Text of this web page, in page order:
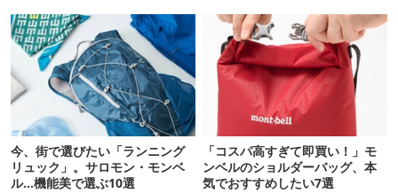
今、街で選びたい「ランニング
リュック」。サロモン・モンベ
ル…機能美で選ぶ10選
「コスパ高すぎて即買い！」モ
ンベルのショルダーバッグ、本
気でおすすめしたい7選